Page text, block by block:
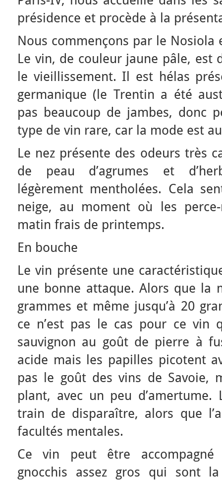
présidence et procède à la
Nous commençons par le Nosiola
Le vin, de couleur jaune pâle, est
le vieillissement. Il est hélas
germanique (le Trentin a été
pas beaucoup de jambes, donc
type de vin rare, car la mode est
Le nez présente des odeurs très
de peau d’agrumes et
légèrement mentholées. Cela
neige, au moment où les
matin frais de printemps.
En bouche
Le vin présente une
une bonne attaque. Alors que la
grammes et même jusqu’à 20
ce n’est pas le cas pour ce vin
sauvignon au goût de pierre à
acide mais les papilles picotent
pas le goût des vins de Savoie,
plant, avec un peu d’amertume.
train de disparaître, alors que
facultés mentales.
Ce vin peut être accompagné
gnocchis assez gros qui sont